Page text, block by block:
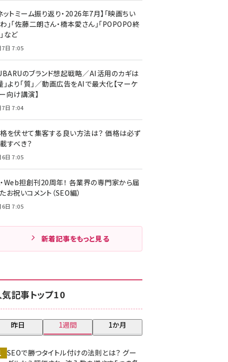
ットミーム振り返り・2026年7月】「映画ちい
」「佐藤二朗さん・橋本愛さん」「POPOPO終
など
7日 7:05
のブランド想起戦略／AI活用のカギは
」より「質」／動画広告をAIで最大化【マーケ
向け講演】
7日 7:04
を伏せて集客する良い方法は？ 価格は必ず
すべき？
6日 7:05
Web担創刊20周年！ 各業界の専門家から届
お祝いコメント（SEO編）
6日 7:05
新着記事をもっと見る
気記事トップ10
昨日 1週間 1か月
SEOで勝つタイトル付けの法則とは？ グー